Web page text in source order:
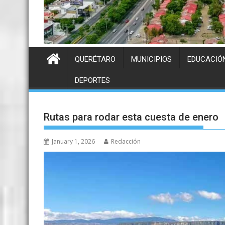
QUERÉTARO MUNICIPIOS
DEPORTES
Rutas para rodar esta cuesta de enero
January 1, 2026 Redacción